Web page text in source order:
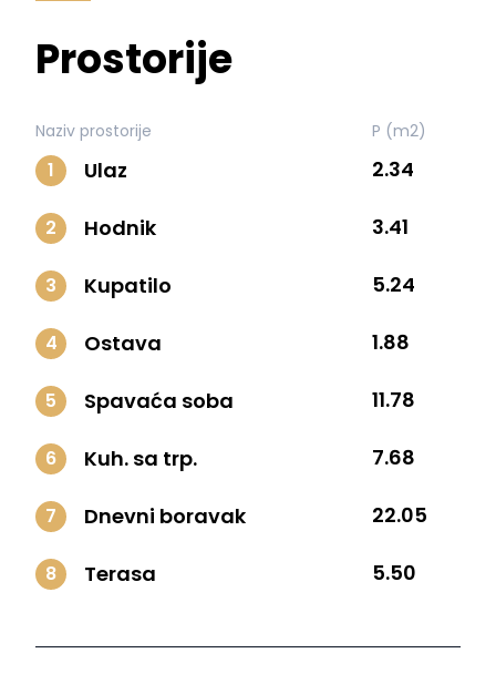
Prostorije
Naziv prostorije P (m2)
1 Ulaz 2.34
2 Hodnik 3.41
3 Kupatilo 5.24
4 Ostava 1.88
5 Spavaća soba 11.78
6 Kuh. sa trp. 7.68
7 Dnevni boravak 22.05
8 Terasa 5.50